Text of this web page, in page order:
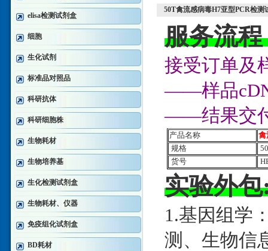
elisa检测试剂盒
细胞
生化试剂
标准品对照品
科研抗体
科研细胞株
生物耗材
生物培养基
生化检测试剂盒
生物耗材、仪器
免疫组化试剂盒
BD耗材
50T禽流感病毒H7亚型PCR检测
服务流程
接受订单
——样品
——结果交
产品名称
禽
规格
货号
实验外
1.基因组学
测、生物信